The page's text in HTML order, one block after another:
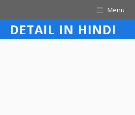
to
content
Menu
DETAIL IN HINDI